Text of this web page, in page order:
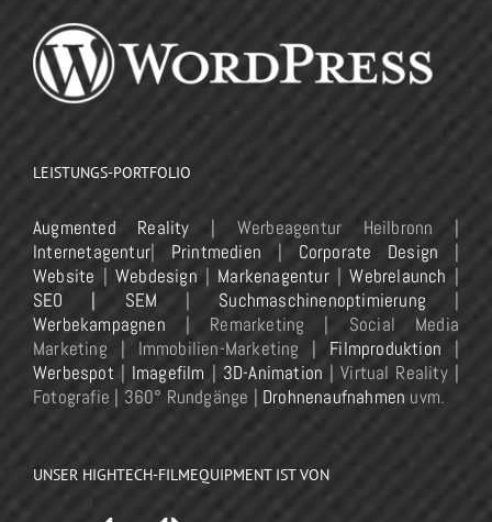
LEISTUNGS-PORTFOLIO
Augmented Reality | Werbeagentur Heilbronn |
Internetagentur| Printmedien | Corporate Design |
Website | Webdesign | Markenagentur|Webrelaunch |
SEO | SEM | Suchmaschinenoptimierung |
Werbekampagnen | Remarketing | Social Media
Marketing | Immobilien-Marketing | Filmproduktion |
Werbespot | Imagefilm | 3D-Animation | Virtual Reality |
Fotografie | 360° Rundgänge | Drohnenaufnahmen uvm.
UNSER HIGHTECH-FILMEQUIPMENT IST VON